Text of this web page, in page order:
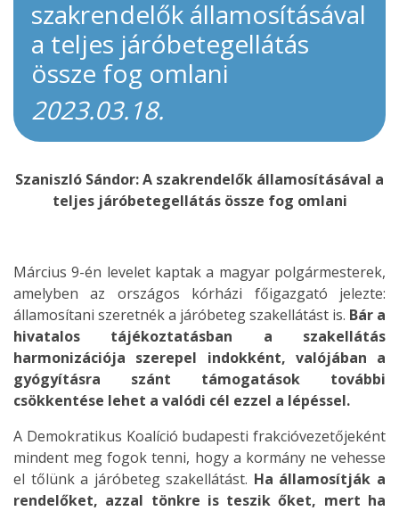
szakrendelők államosításával
a teljes járóbetegellátás
össze fog omlani
2023.03.18.
Szaniszló Sándor: A szakrendelők államosításával a
teljes járóbetegellátás össze fog omlani
Március 9-én levelet kaptak a magyar polgármesterek,
amelyben az országos kórházi főigazgató jelezte:
államosítani szeretnék a járóbeteg szakellátást is. Bár a
hivatalos tájékoztatásban a szakellátás
harmonizációja szerepel indokként, valójában a
gyógyításra szánt támogatások további
csökkentése lehet a valódi cél ezzel a lépéssel.
A Demokratikus Koalíció budapesti frakcióvezetőjeként
mindent meg fogok tenni, hogy a kormány ne vehesse
el tőlünk a járóbeteg szakellátást. Ha államosítják a
rendelőket, azzal tönkre is teszik őket, mert ha